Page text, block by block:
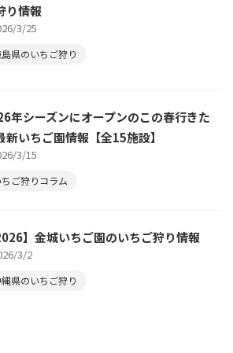
り情報
3/25
県のいちご狩り
年シーズンにオープンのこの春行きた
新いちご園情報【全15施設】
3/15
ちご狩りコラム
】金城いちご園のいちご狩り情報
3/2
県のいちご狩り